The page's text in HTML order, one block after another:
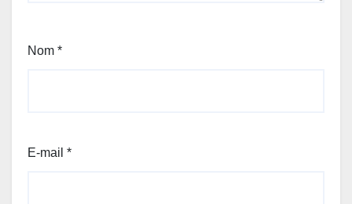
Nom *
E-mail *